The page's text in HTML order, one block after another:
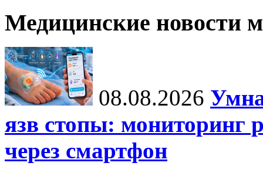
Медицинские новости
08.08.2026
язв стопы: мониторинг
через смартфон